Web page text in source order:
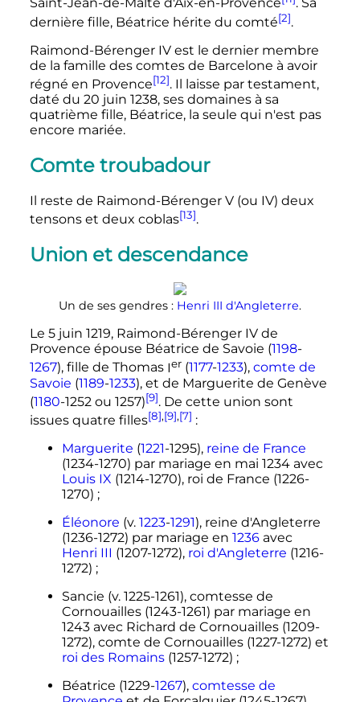
Saint-Jean-de-Malte d'Aix-en-Provence
. Sa
dernière fille, Béatrice hérite du comté[2].
Raimond-Bérenger IVest le dernier membre
de la famille des comtes de Barcelone à avoir
régné en Provence[12]. Il laisse par testament,
daté du 20 juin 1238, ses domaines à sa
quatrième fille, Béatrice, la seule qui n'est pas
encore mariée.
Comte troubadour
Il reste de Raimond-Bérenger V(ou IV) deux
tensons et deux coblas[13].
Union et descendance
Un de ses gendres : Henri III d'Angleterre.
Le 5 juin 1219, Raimond-Bérenger IVde
Provence épouse Béatrice de Savoie (1198-
1267), fille de Thomas Ier(1177-1233), comte de
Savoie (1189-1233), et de Marguerite de Genève
(1180-1252 ou 1257)[9]. De cette union sont
issues quatre filles[8],[9],[7] :
Marguerite (1221-1295), reine de France
(1234-1270) par mariage en mai 1234avec
Louis IX (1214-1270), roi de France (1226-
1270) ;
Éléonore (v. 1223-1291), reine d'Angleterre
(1236-1272) par mariage en 1236avec
Henri III (1207-1272), roi d'Angleterre (1216-
1272) ;
Sancie (v. 1225-1261), comtesse de
Cornouailles (1243-1261) par mariage en
1243 avec Richard de Cornouailles (1209-
1272), comte de Cornouailles (1227-1272) et
roi des Romains(1257-1272) ;
Béatrice (1229-1267), comtesse de